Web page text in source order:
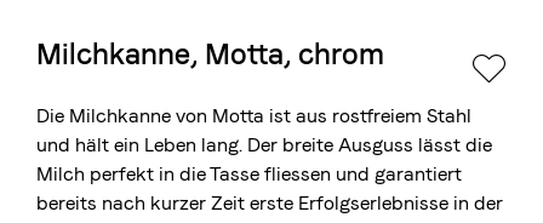
Die Berner Rösterei
Rösterei Kaffee und Bar
Blaser Trading
© 2026 Blasercafé AG
Milchkanne, Motta, chrom
Die Milchkanne von Motta ist aus rostfreiem Stahl
und hält ein Leben lang. Der breite Ausguss lässt die
Milch perfekt in die Tasse fliessen und garantiert
bereits nach kurzer Zeit erste Erfolgserlebnisse in der